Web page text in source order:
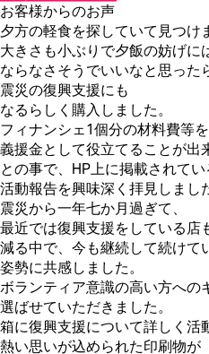
お客様からのお声
夕方の軽食を探していて見つけ
大きさも小ぶりで夕飯の妨げに
ならなさそうでいいなと思った
震災の復興支援にも
なるらしく購入しました。
フィナンシェ1個分の材料費等を
義援金として役立てることが出
との事で、HP上に掲載されてい
活動報告を興味深く拝見しまし
震災から一年七か月過ぎて、
最近では復興支援をしている店
減る中で、今も継続して続けて
姿勢に共感しました。
ボランティア意識の高い方への
選ばせていただきました。
箱に復興支援について詳しく活
熱い思いが込められた印刷物が